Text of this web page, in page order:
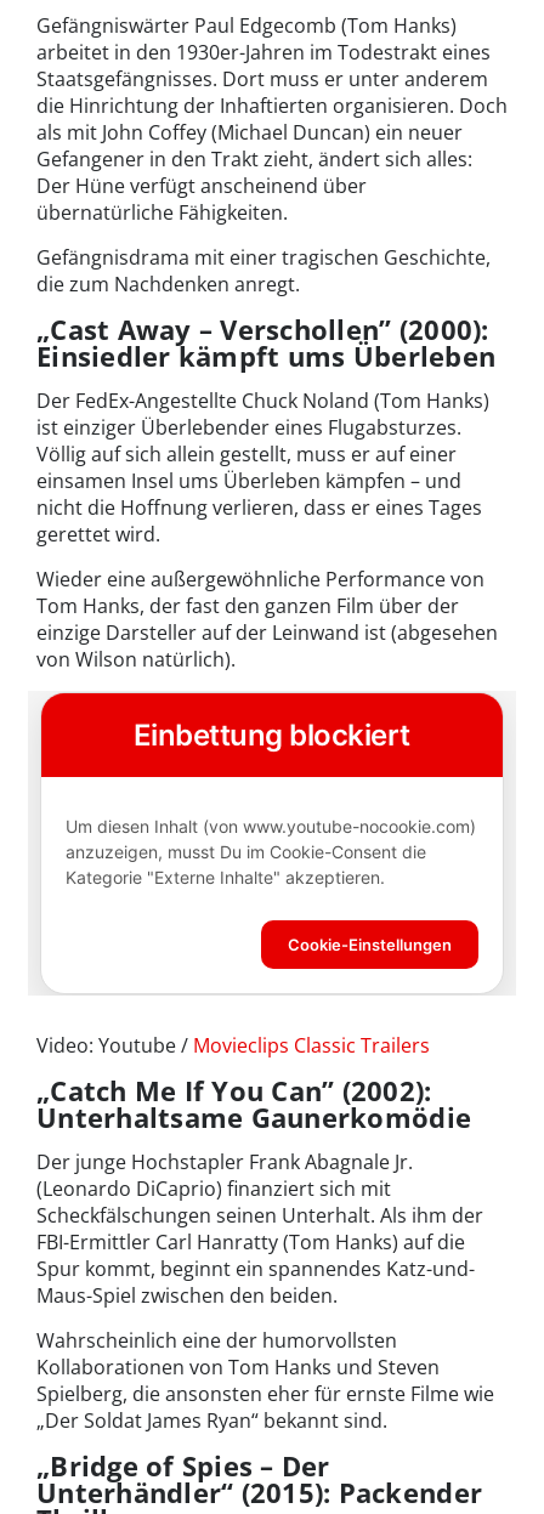
Gefängniswärter Paul Edgecomb (Tom Hanks)
arbeitet in den 1930er-Jahren im Todestrakt eines
Staatsgefängnisses. Dort muss er unter anderem
die Hinrichtung der Inhaftierten organisieren. Doch
als mit John Coffey (Michael Duncan) ein neuer
Gefangener in den Trakt zieht, ändert sich alles:
Der Hüne verfügt anscheinend über
übernatürliche Fähigkeiten.
Gefängnisdrama mit einer tragischen Geschichte,
die zum Nachdenken anregt.
„Cast Away – Verschollen” (2000):
Einsiedler kämpft ums Überleben
Der FedEx-Angestellte Chuck Noland (Tom Hanks)
ist einziger Überlebender eines Flugabsturzes.
Völlig auf sich allein gestellt, muss er auf einer
einsamen Insel ums Überleben kämpfen – und
nicht die Hoffnung verlieren, dass er eines Tages
gerettet wird.
Wieder eine außergewöhnliche Performance von
Tom Hanks, der fast den ganzen Film über der
einzige Darsteller auf der Leinwand ist (abgesehen
von Wilson natürlich).
Video: Youtube / Movieclips Classic Trailers
„Catch Me If You Can” (2002):
Unterhaltsame Gaunerkomödie
Der junge Hochstapler Frank Abagnale Jr.
(Leonardo DiCaprio) finanziert sich mit
Scheckfälschungen seinen Unterhalt. Als ihm der
FBI-Ermittler Carl Hanratty (Tom Hanks) auf die
Spur kommt, beginnt ein spannendes Katz-und-
Maus-Spiel zwischen den beiden.
Wahrscheinlich eine der humorvollsten
Kollaborationen von Tom Hanks und Steven
Spielberg, die ansonsten eher für ernste Filme wie
„Der Soldat James Ryan“ bekannt sind.
„Bridge of Spies – Der
Unterhändler“ (2015): Packender